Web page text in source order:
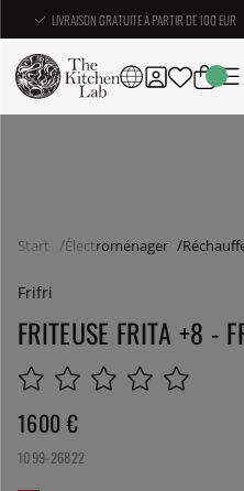
LIVRAISON GRATUITE À PARTIR DE 100 EUR
Start Électroménager
Frifri
FRITEUSE FRITA +8 -
1600 €
1099-26822